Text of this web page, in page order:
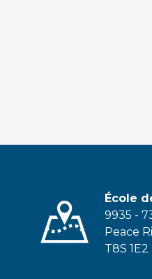
École
9935 -
Peace
T8S 1E2